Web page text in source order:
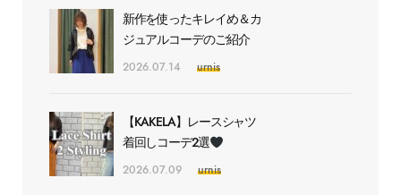
新作を使ったキレイめ＆カ
ジュアルコーデのご紹介
2026.07.14 urnis
【KAKELA】レースシャツ
着回しコーデ2選
2026.07.09 urnis